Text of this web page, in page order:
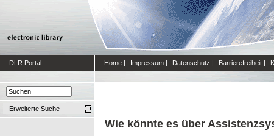
DLR Portal Home | Impressum | Datenschutz | Barrierefreiheit |
Erweiterte Suche
Wie könnte es über